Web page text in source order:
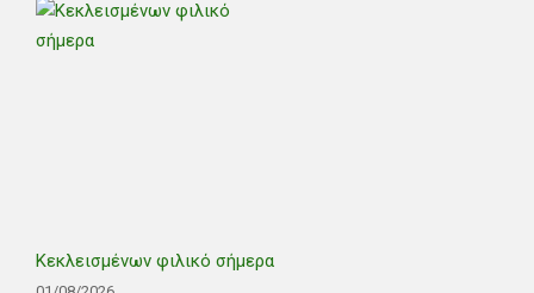
Κεκλεισμένων φιλικό σήμερα